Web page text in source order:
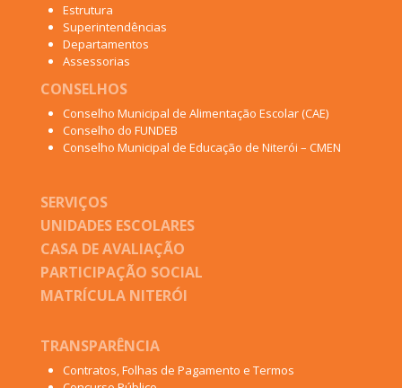
Estrutura
Superintendências
Departamentos
Assessorias
CONSELHOS
Conselho Municipal de Alimentação Escolar (CAE)
Conselho do FUNDEB
Conselho Municipal de Educação de Niterói – CMEN
SERVIÇOS
UNIDADES ESCOLARES
CASA DE AVALIAÇÃO
PARTICIPAÇÃO SOCIAL
MATRÍCULA NITERÓI
TRANSPARÊNCIA
Contratos, Folhas de Pagamento e Termos